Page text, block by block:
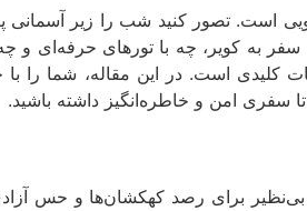
است. تصور کنید شب را زیر آسمانی
به کویر، چه با تورهای حرفه‌ای و چه
کلیدی است. در این مقاله، شما را با
سفری امن و خاطره‌انگیز داشته باشید.
برای رصد کهکشان‌ها و حس